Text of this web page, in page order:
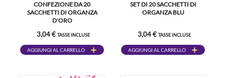
CONFEZIONE DA 20
SACCHETTI DI ORGANZA
D'ORO
3,04 € TASSE INCLUSE
AGGIUNGI AL CARRELLO
SET DI 20 SACCHETTI DI
ORGANZA BLU
3,04 € TASSE INCLUSE
AGGIUNGI AL CARRELLO